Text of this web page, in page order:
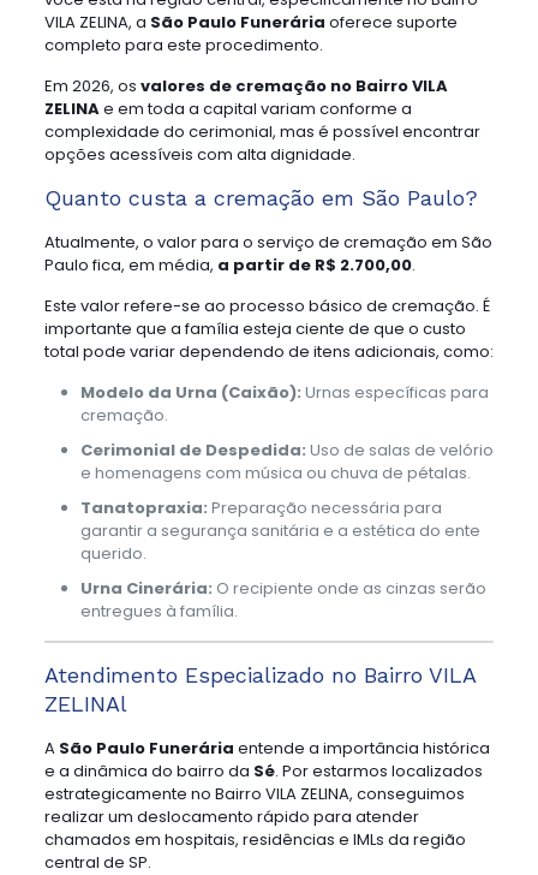
VILA ZELINA, a São Paulo Funerária oferece suporte
completo para este procedimento.
Em 2026, os valores de cremação no Bairro VILA
ZELINAe em toda a capital variam conforme a
complexidade do cerimonial, mas é possível encontrar
opções acessíveis com alta dignidade.
Quanto custa a cremação em São Paulo?
Atualmente, o valor para o serviço de cremação em São
Paulo fica, em média, a partir de R$ 2.700,00.
Este valor refere-se ao processo básico de cremação. É
importante que a família esteja ciente de que o custo
total pode variar dependendo de itens adicionais, como:
Modelo da Urna (Caixão): Urnas específicas para
cremação.
Cerimonial de Despedida: Uso de salas de velório
e homenagens com música ou chuva de pétalas.
Tanatopraxia: Preparação necessária para
garantir a segurança sanitária e a estética do ente
querido.
Urna Cinerária: O recipiente onde as cinzas serão
entregues à família.
Atendimento Especializado no Bairro VILA
ZELINAl
A São Paulo Funerária entende a importância histórica
e a dinâmica do bairro da Sé. Por estarmos localizados
estrategicamente no Bairro VILA ZELINA, conseguimos
realizar um deslocamento rápido para atender
chamados em hospitais, residências e IMLs da região
central de SP.